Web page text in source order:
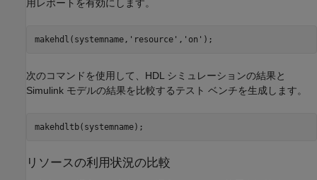
用レポートを有効にします。
makehdl(systemname, 'resource' , 'on'
次のコマンドを使用して、HDL シミュレーションの結果と
Simulink モデルの結果を比較するテスト ベンチを生成します。
リソースの利用状況の比較